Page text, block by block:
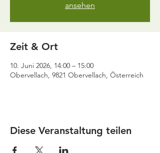
ansehen
Zeit & Ort
10. Juni 2026, 14:00 – 15:00
Obervellach, 9821 Obervellach, Österreich
Diese Veranstaltung teilen